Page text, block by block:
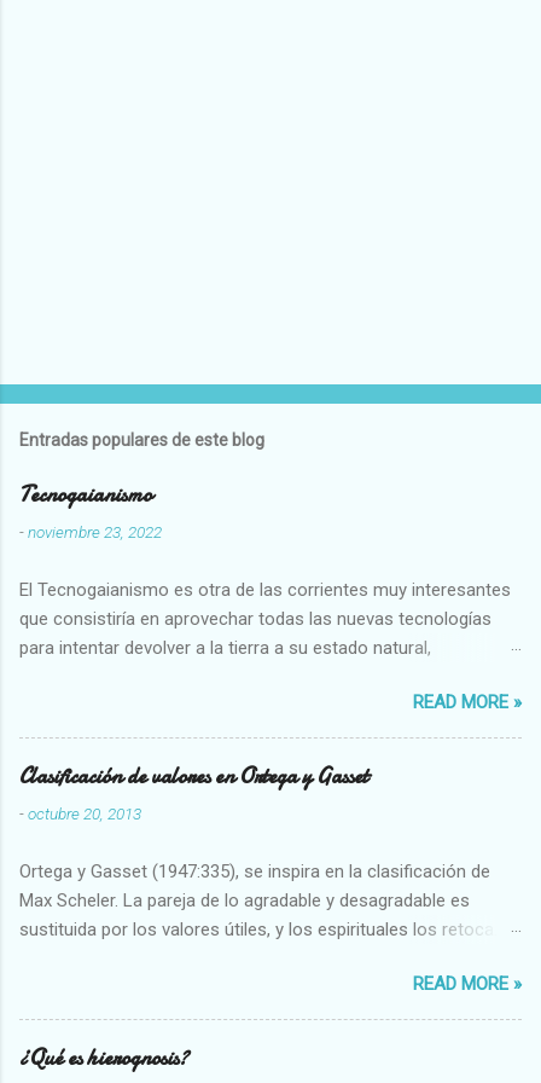
Entradas populares de este blog
Tecnogaianismo
-noviembre 23, 2022
El Tecnogaianismo es otra de las corrientes muy interesantes
que consistiría en aprovechar todas las nuevas tecnologías
para intentar devolver a la tierra a su estado natural,
READ MORE »
Clasificación de valores en Ortega y Gasset
-octubre 20, 2013
Ortega y Gasset (1947:335), se inspira en la clasificación de
Max Scheler. La pareja de lo agradable y desagradable es
sustituida por los valores útiles, y los espirituales los retoca.
Abundante-Escaso,etc 2 VITALES Sano-Enfermo Selecto-
Vulgar Enérgico-Inerte Fuerte-Débil,etc. 3 ESPIRITUALES a)
Intelectuales Conocimiento-Error Exacto-Aproximado
Evidente-Probable,etc b) Morales Bueno-malo Bondadoso-
READ MORE »
¿Qué es hierognosis?